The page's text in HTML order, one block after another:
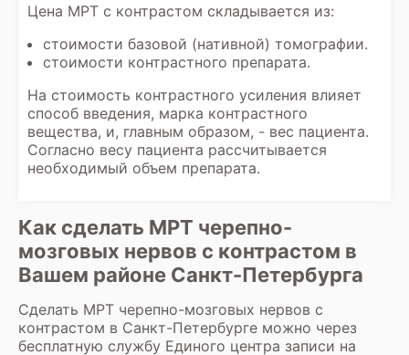
Цена МРТ с контрастом складывается из:
стоимости базовой (нативной) томографии.
стоимости контрастного препарата.
На стоимость контрастного усиления влияет
способ введения, марка контрастного
вещества, и, главным образом, - вес пациента.
Согласно весу пациента рассчитывается
необходимый объем препарата.
Как сделать МРТ черепно-
мозговых нервов с контрастом в
Вашем районе Санкт-Петербурга
Сделать МРТ черепно-мозговых нервов с
контрастом в Санкт-Петербурге можно через
бесплатную службу Единого центра записи на